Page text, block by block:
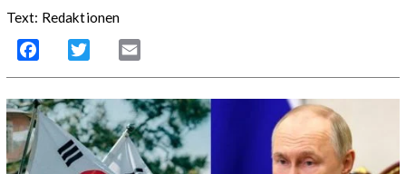
Text: Redaktionen
Facebook Twitter